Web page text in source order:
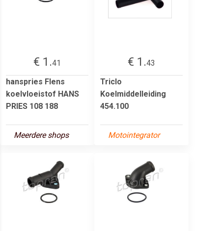
€ 1.41
hanspries Flens
koelvloeistof HANS
PRIES 108 188
Meerdere shops
€ 1.43
Triclo
Koelmiddelleiding
454.100
Motointegrator